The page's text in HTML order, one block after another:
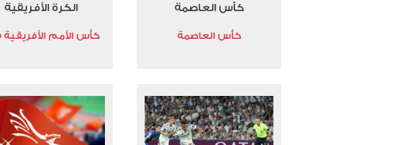
كأس العاصمة
كأس العاصمة
الكرة الأفريقية
كأس الأمم الأفريقية 2025